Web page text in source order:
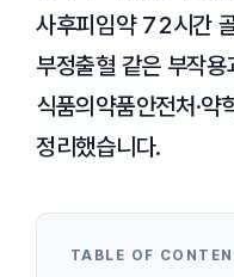
사후피임약 72시간
부정출혈 같은 부작
식품의약품안전처·약
정리했습니다.